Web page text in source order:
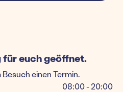
für euch geöffnet.
einen Termin.
08:00 - 20:00